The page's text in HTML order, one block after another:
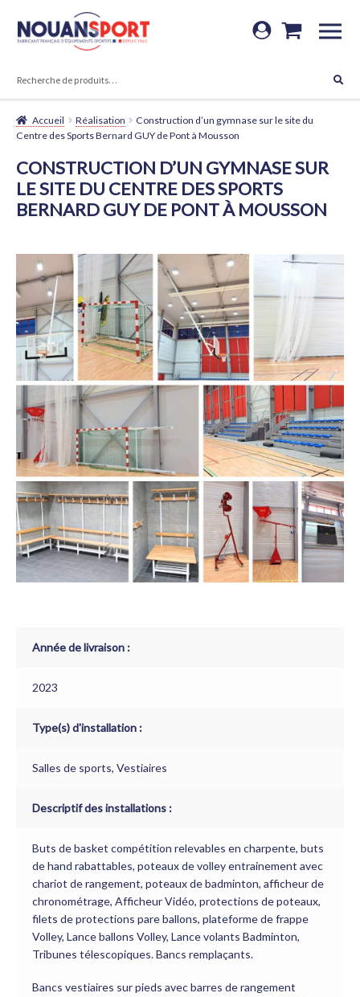
Aller
Aller
Accueil Réalisation
Construction d’un gymnase sur le site du
Centre des Sports Bernard GUY de Pont à Mousson
CONSTRUCTION D’UN GYMNASE SUR
LE SITE DU CENTRE DES SPORTS
BERNARD GUY DE PONT À MOUSSON
Année de livraison :
2023
Type(s) d'installation :
Salles de sports, Vestiaires
Descriptif des installations :
Buts de basket compétition relevables en charpente, buts
de hand rabattables, poteaux de volley entrainement avec
chariot de rangement, poteaux de badminton, afficheur de
chronométrage, Afficheur Vidéo, protections de poteaux,
filets de protections pare ballons, plateforme de frappe
Volley, Lance ballons Volley, Lance volants Badminton,
Tribunes télescopiques. Bancs remplaçants.
Bancs vestiaires sur pieds avec barres de rangement